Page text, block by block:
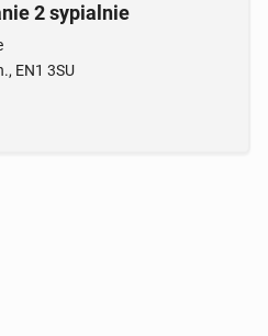
2 sypialnie
EN1 3SU